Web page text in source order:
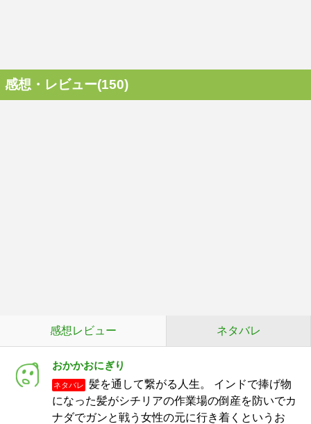
感想・レビュー(150)
感想レビュー ネタバレ
おかかおにぎり
ネタバレ
髪を通して繋がる人生。 インドで捧げ物
になった髪がシチリアの作業場の倒産を防いでカ
ナダでガンと戦う女性の元に行き着くというお